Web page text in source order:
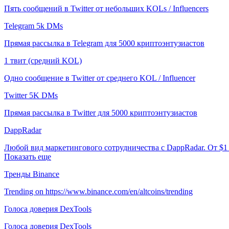
Пять сообщений в Twitter от небольших KOLs / Influencers
Telegram 5k DMs
Прямая рассылка в Telegram для 5000 криптоэнтузиастов
1 твит (средний KOL)
Одно сообщение в Twitter от среднего KOL / Influencer
Twitter 5K DMs
Прямая рассылка в Twitter для 5000 криптоэнтузиастов
DappRadar
Любой вид маркетингового сотрудничества с DappRadar. От $1
Показать еще
Тренды Binance
Trending on https://www.binance.com/en/altcoins/trending
Голоса доверия DexTools
Голоса доверия DexTools